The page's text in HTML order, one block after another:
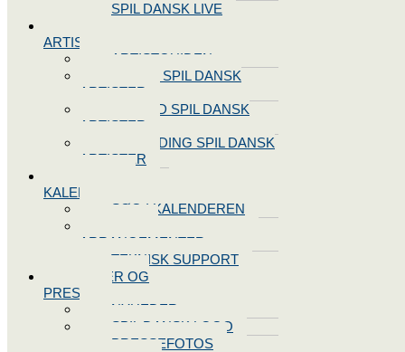
SPIL DANSK LIVE
ARTISTER
ARTISTGUIDEN
VORES SPIL DANSK
ARTISTER
LOG IND SPIL DANSK
ARTISTER
TILMELDING SPIL DANSK
ARTISTER
KALENDEREN
SØG I KALENDEREN
ARRANGEMENTER
TEKNISK SUPPORT
NYHEDER OG
PRESSE
NYHEDER
SPIL DANSK LOGO
PRESSEFOTOS